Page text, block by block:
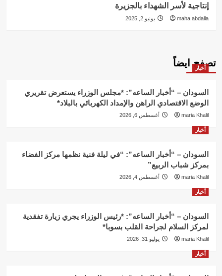
إنتاجية لأسر الشهداء بالجزيرة
maha abdalla يونيو 2, 2025
تصفح ايضاً
أخبار
السودان – “أخبار الساعه”: *مجلس الوزراء يستعرض تقريري
الوضع الاقتصادي الراهن والإمداد الكهربائي بالبلاد*
maria Khalil أغسطس 6, 2026
أخبار
السودان – “أخبار الساعه”: “في ليلة فنية نظمها مركز الفضاء
بمركز شباب الربيع”
maria Khalil أغسطس 4, 2026
أخبار
السودان – “أخبار الساعه”: *رئيس الوزراء يجري زيارة تفقدية
لمركز السلام لجراحة القلب بسوبا*
maria Khalil يوليو 31, 2026
أخبار